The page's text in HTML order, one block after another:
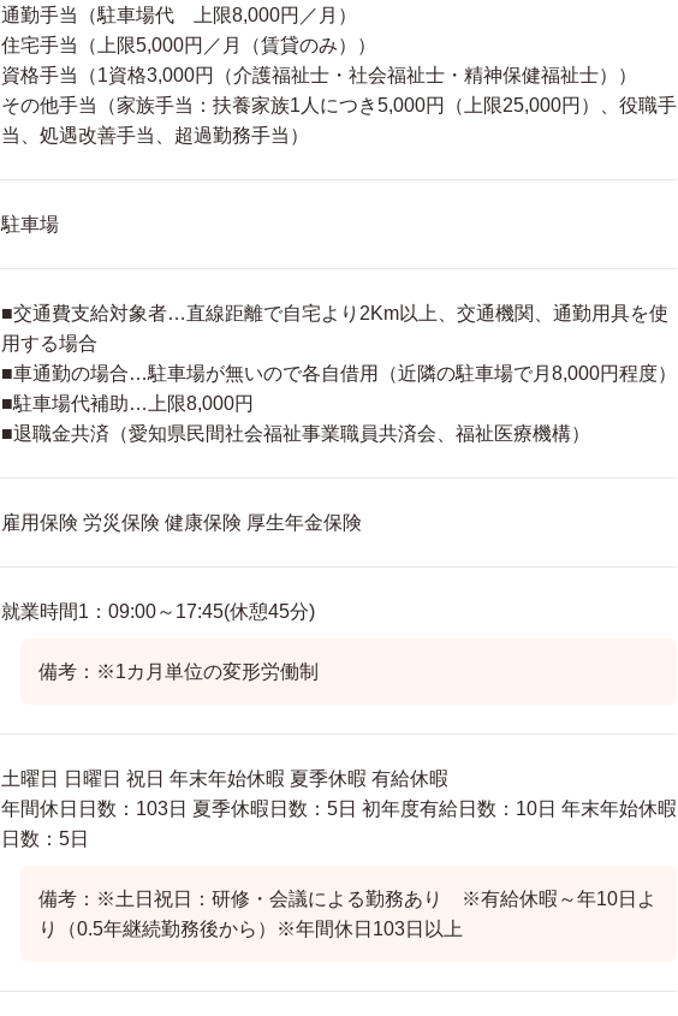
通勤手当（駐車場代 上限8,000円／月）
住宅手当（上限5,000円／月（賃貸のみ））
資格手当（1資格3,000円（介護福祉士・社会福祉士・精神保健福祉士））
その他手当（家族手当：扶養家族1人につき5,000円（上限25,000円）、役職手
当、処遇改善手当、超過勤務手当）
駐車場
■交通費支給対象者…直線距離で自宅より2Km以上、交通機関、通勤用具を使
用する場合
■車通勤の場合…駐車場が無いので各自借用（近隣の駐車場で月8,000円程度）
■駐車場代補助…上限8,000円
■退職金共済（愛知県民間社会福祉事業職員共済会、福祉医療機構）
雇用保険 労災保険 健康保険 厚生年金保険
就業時間1：09:00～17:45(休憩45分)
備考：※1カ月単位の変形労働制
土曜日 日曜日 祝日 年末年始休暇 夏季休暇 有給休暇
年間休日日数：103日 夏季休暇日数：5日 初年度有給日数：10日 年末年始休暇
日数：5日
備考：※土日祝日：研修・会議による勤務あり ※有給休暇～年10日よ
り（0.5年継続勤務後から）※年間休日103日以上